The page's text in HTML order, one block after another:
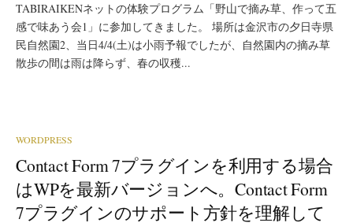
TABIRAIKENネットの体験プログラム「野山で摘み草、作って五
感で味あう会1」に参加してきました。 場所は金沢市の夕日寺県
民自然園2、当日4/4(土)は小雨予報でしたが、自然園内の摘み草
散歩の間は雨は降らず、春の収穫...
WORDPRESS
Contact Form 7プラグインを利用する場合
はWPを最新バージョンへ。Contact Form
7プラグインのサポート方針を理解して